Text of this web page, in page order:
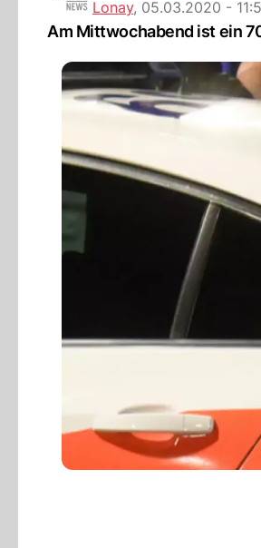
Lonay, 05.03.2020 -
Am Mittwochabend ist ein